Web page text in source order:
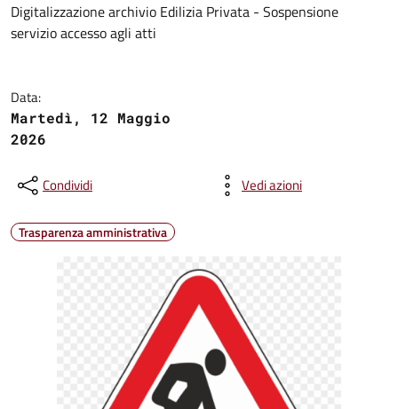
Digitalizzazione archivio Edilizia Privata - Sospensione
servizio accesso agli atti
Data:
Martedì, 12 Maggio
2026
Condividi Vedi azioni
Trasparenza amministrativa